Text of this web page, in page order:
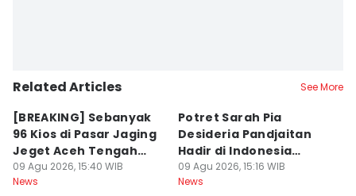
Related Articles See More
[BREAKING] Sebanyak
96 Kios di Pasar Jaging
Jeget Aceh Tengah
Terbakar
09 Agu 2026, 15:40 WIB
News
Potret Sarah Pia
Desideria Pandjaitan
Hadir di Indonesia
Fashion Week 2026
09 Agu 2026, 15:16 WIB
News